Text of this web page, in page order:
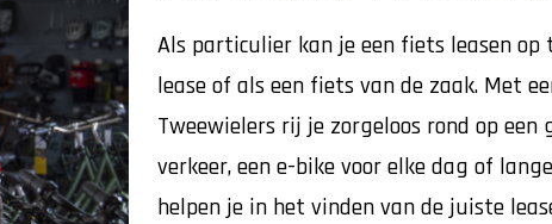
Als particulier kan je een fiets leasen
lease of als een fiets van de zaak. Met
Tweewielers rij je zorgeloos rond op
verkeer, een e-bike voor elke dag of
helpen je in het vinden van de juiste